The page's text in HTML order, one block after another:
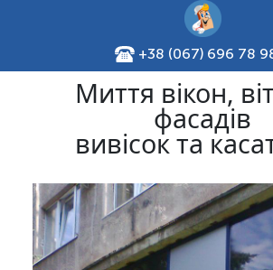
+38 (067) 696 78
Миття вікон,
фасадів
вивісок та